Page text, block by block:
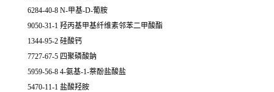
6284-40-8 N-甲基-D-葡胺
9050-31-1 羟丙基甲基纤维素邻苯二甲酸酯
1344-95-2 硅酸钙
7727-67-5 四聚磷酸鈉
5959-56-8 4-氨基-1-萘酚盐酸盐
5470-11-1 盐酸羟胺